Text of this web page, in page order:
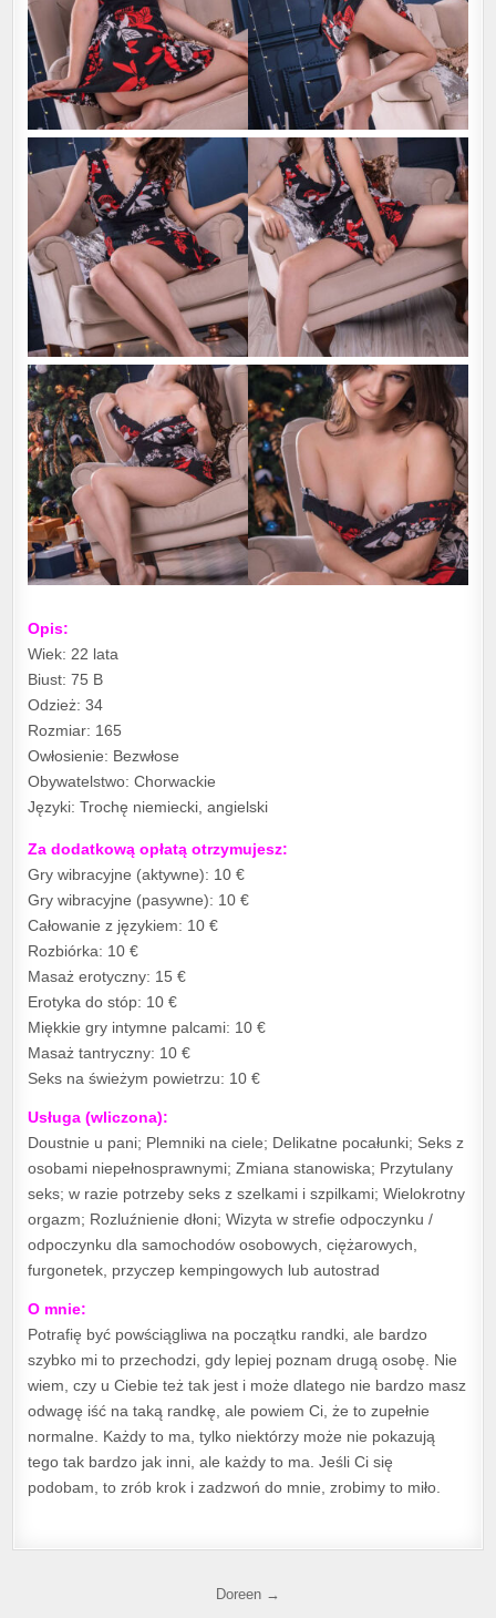
Opis:
Wiek: 22 lata
Biust: 75 B
Odzież: 34
Rozmiar: 165
Owłosienie: Bezwłose
Obywatelstwo: Chorwackie
Języki: Trochę niemiecki, angielski
Za dodatkową opłatą otrzymujesz:
Gry wibracyjne (aktywne): 10 €
Gry wibracyjne (pasywne): 10 €
Całowanie z językiem: 10 €
Rozbiórka: 10 €
Masaż erotyczny: 15 €
Erotyka do stóp: 10 €
Miękkie gry intymne palcami: 10 €
Masaż tantryczny: 10 €
Seks na świeżym powietrzu: 10 €
Usługa (wliczona):
Doustnie u pani; Plemniki na ciele; Delikatne pocałunki; Seks z
osobami niepełnosprawnymi; Zmiana stanowiska; Przytulany
seks; w razie potrzeby seks z szelkami i szpilkami; Wielokrotny
orgazm; Rozluźnienie dłoni; Wizyta w strefie odpoczynku /
odpoczynku dla samochodów osobowych, ciężarowych,
furgonetek, przyczep kempingowych lub autostrad
O mnie:
Potrafię być powściągliwa na początku randki, ale bardzo
szybko mi to przechodzi, gdy lepiej poznam drugą osobę. Nie
wiem, czy u Ciebie też tak jest i może dlatego nie bardzo masz
odwagę iść na taką randkę, ale powiem Ci, że to zupełnie
normalne. Każdy to ma, tylko niektórzy może nie pokazują
tego tak bardzo jak inni, ale każdy to ma. Jeśli Ci się
podobam, to zrób krok i zadzwoń do mnie, zrobimy to miło.
Nawigacja wpisu
Doreen →